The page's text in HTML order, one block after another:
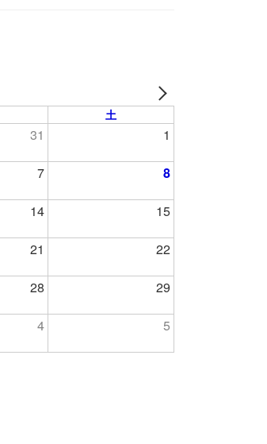
土
31 1
7 8
14 15
21 22
28 29
4 5